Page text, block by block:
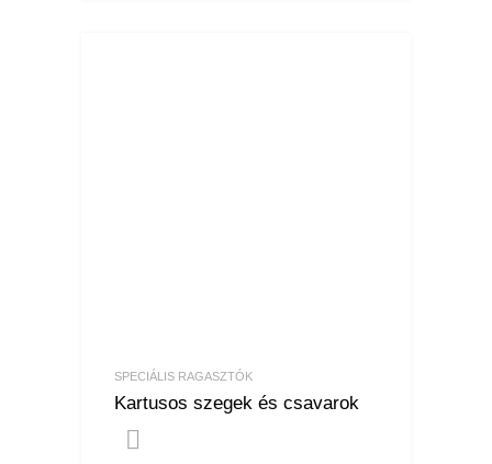
SPECIÁLIS RAGASZTÓK
Kartusos szegek és csavarok